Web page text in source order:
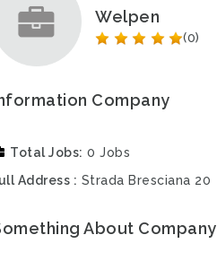
Welpen
(0)
Company
Total Jobs 0 Jobs
Address
Strada Bresciana 20
About Company